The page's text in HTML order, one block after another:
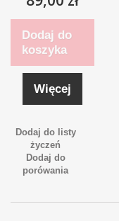
Dodaj do
koszyka
Więcej
Dodaj do listy
życzeń
Dodaj do
porówania